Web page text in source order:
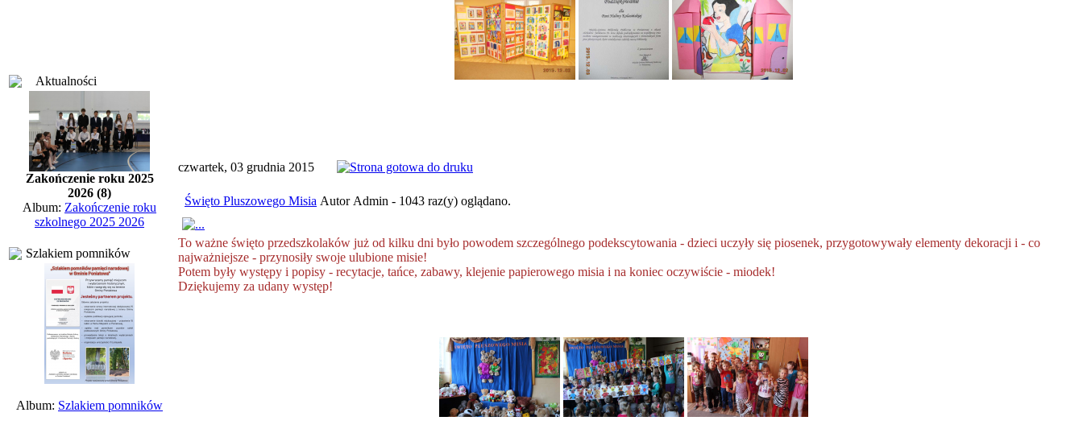
Aktualności
Zakończenie roku 2025
2026 (8)
Album: Zakończenie roku
szkolnego 2025 2026
Szlakiem pomników
Album: Szlakiem pomników
czwartek, 03 grudnia 2015
Święto Pluszowego Misia Autor Admin - 1043 raz(y) oglądano.
To ważne święto przedszkolaków już od kilku dni było powodem szczególnego podekscytowania - dzieci uczyły się piosenek, przygotowywały elementy dekoracji i - co
najważniejsze - przynosiły swoje ulubione misie!
Potem były występy i popisy - recytacje, tańce, zabawy, klejenie papierowego misia i na koniec oczywiście - miodek!
Dziękujemy za udany występ!